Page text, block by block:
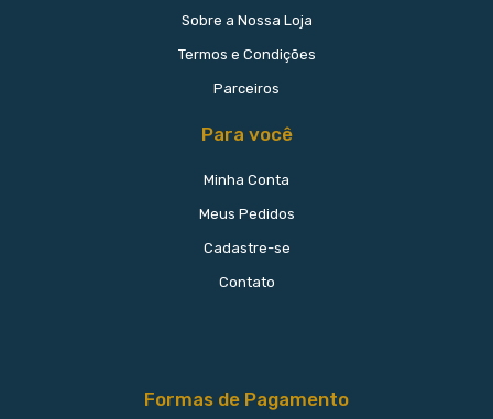
Sobre a Nossa Loja
Termos e Condições
Parceiros
Para você
Minha Conta
Meus Pedidos
Cadastre-se
Contato
Formas de Pagamento